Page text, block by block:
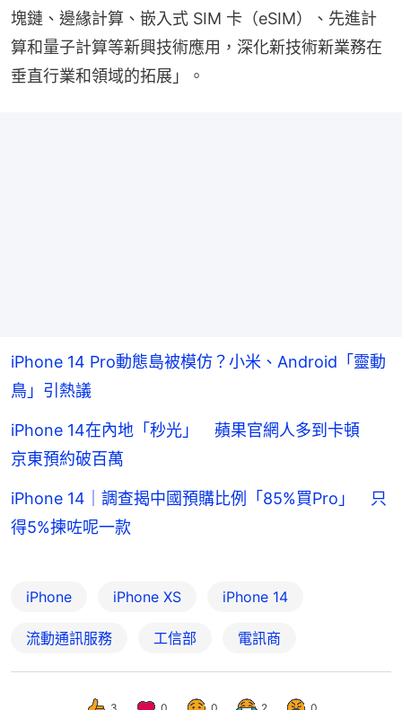
塊鏈、邊緣計算、嵌入式 SIM 卡（eSIM）、先進計
算和量子計算等新興技術應用，深化新技術新業務在
垂直行業和領域的拓展」。
iPhone 14 Pro動態島被模仿？小米、Android「靈動
鳥」引熱議
iPhone 14在內地「秒光」 蘋果官網人多到卡頓
京東預約破百萬
iPhone 14｜調查揭中國預購比例「85%買Pro」 只
得5%揀咗呢一款
iPhone iPhone XS iPhone 14
流動通訊服務 工信部 電訊商
3 0 0 2 0